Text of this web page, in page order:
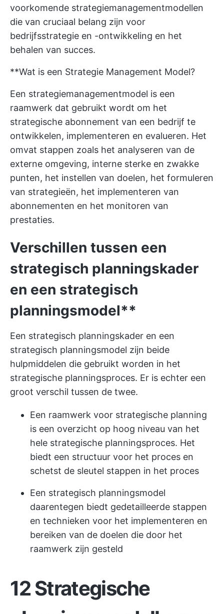
voorkomende strategiemanagementmodellen
die van cruciaal belang zijn voor
bedrijfsstrategie en -ontwikkeling en het
behalen van succes.
**Wat is een Strategie Management Model?
Een strategiemanagementmodel is een
raamwerk dat gebruikt wordt om het
strategische abonnement van een bedrijf te
ontwikkelen, implementeren en evalueren. Het
omvat stappen zoals het analyseren van de
externe omgeving, interne sterke en zwakke
punten, het instellen van doelen, het formuleren
van strategieën, het implementeren van
abonnementen en het monitoren van
prestaties.
Verschillen tussen een
strategisch planningskader
en een strategisch
planningsmodel**
Een strategisch planningskader en een
strategisch planningsmodel zijn beide
hulpmiddelen die gebruikt worden in het
strategische planningsproces. Er is echter een
groot verschil tussen de twee.
Een raamwerk voor strategische planning
is een overzicht op hoog niveau van het
hele strategische planningsproces. Het
biedt een structuur voor het proces en
schetst de sleutel stappen in het proces
Een strategisch planningsmodel
daarentegen biedt gedetailleerde stappen
en technieken voor het implementeren en
bereiken van de doelen die door het
raamwerk zijn gesteld
12 Strategische